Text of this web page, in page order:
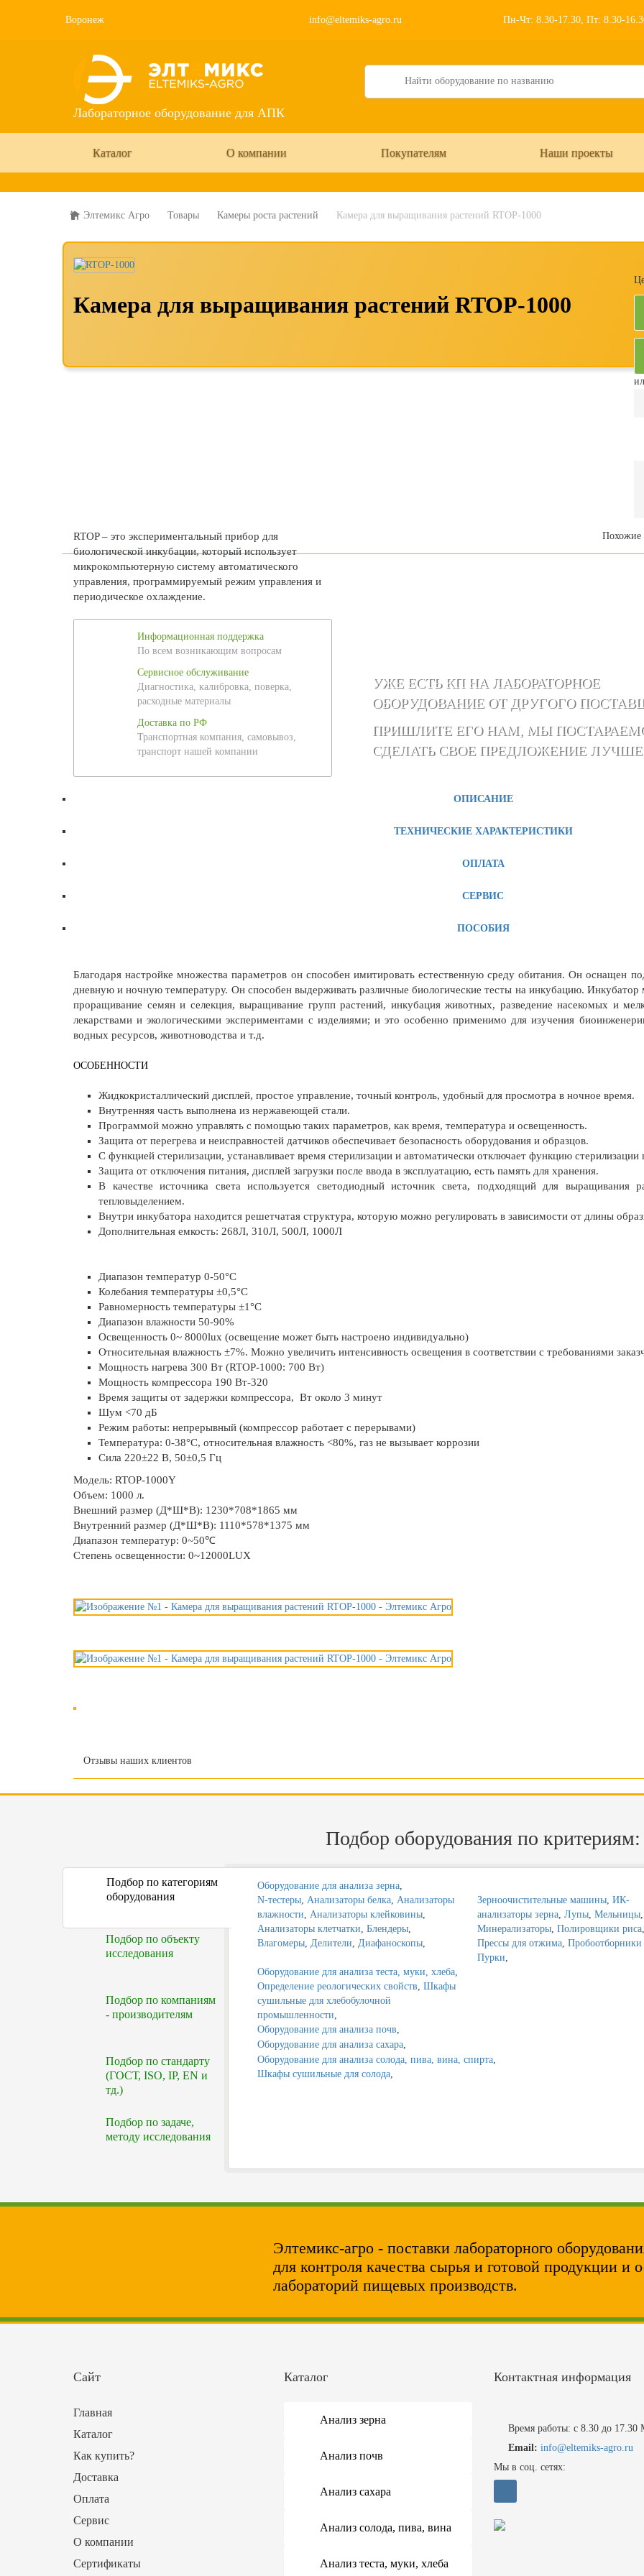
Воронеж info@eltemiks-agro.ru Пн-Чт: 8.30-17.30, Пт: 8.30-
Лабораторное оборудование для АПК
Search
Каталог О компании Покупателям Наши проекты
Элтемикс Агро Товары Камеры роста растений Камера для выращивания растений RTOP-1000
Камера для выращивания растений RTOP-1000
RTOP – это экспериментальный прибор для
биологической инкубации, который использует
микрокомпьютерную систему автоматического
управления, программируемый режим управления и
периодическое охлаждение.
Информационная поддержка
По всем возникающим вопросам
Сервисное обслуживание
Диагностика, калибровка, поверка,
расходные материалы
Доставка по РФ
Транспортная компания, самовывоз,
транспорт нашей компании
УЖЕ ЕСТЬ КП НА ЛАБОРАТОРНОЕ
ОБОРУДОВАНИЕ ОТ ДРУГОГО
ПРИШЛИТЕ ЕГО НАМ, МЫ
СДЕЛАТЬ СВОЕ ПРЕДЛОЖЕНИЕ
ОПИСАНИЕ
ТЕХНИЧЕСКИЕ ХАРАКТЕРИСТИКИ
ОПЛАТА
СЕРВИС
ПОСОБИЯ
Благодаря настройке множества параметров он способен имитировать естественную среду обитания. Он оснащен
дневную и ночную температуру. Он способен выдерживать различные биологические тесты на инкубацию. Инкубатор
проращивание семян и селекция, выращивание групп растений, инкубация животных, разведение насекомых и
лекарствами и экологическими экспериментами с изделиями; и это особенно применимо для изучения
водных ресурсов, животноводства и т.д.
ОСОБЕННОСТИ
Жидкокристаллический дисплей, простое управление, точный контроль, удобный для просмотра в ночное время.
Внутренняя часть выполнена из нержавеющей стали.
Программой можно управлять с помощью таких параметров, как время, температура и освещенность.
Защита от перегрева и неисправностей датчиков обеспечивает безопасность оборудования и образцов.
С функцией стерилизации, устанавливает время стерилизации и автоматически отключает функцию
Защита от отключения питания, дисплей загрузки после ввода в эксплуатацию, есть память для хранения.
В качестве источника света используется светодиодный источник света, подходящий для выращивания
тепловыделением.
Внутри инкубатора находится решетчатая структура, которую можно регулировать в зависимости от длины
Дополнительная емкость: 268Л, 310Л, 500Л, 1000Л
Диапазон температур 0-50°C
Колебания температуры ±0,5°C
Равномерность температуры ±1°C
Диапазон влажности 50-90%
Освещенность 0~ 8000lux (освещение может быть настроено индивидуально)
Относительная влажность ±7%. Можно увеличить интенсивность освещения в соответствии с требованиями
Мощность нагрева 300 Вт (RTOP-1000: 700 Вт)
Мощность компрессора 190 Вт-320
Время защиты от задержки компрессора, Вт около 3 минут
Шум <70 дБ
Режим работы: непрерывный (компрессор работает с перерывами)
Температура: 0-38°C, относительная влажность <80%, газ не вызывает коррозии
Сила 220±22 В, 50±0,5 Гц
Модель: RTOP-1000Y
Объем: 1000 л.
Внешний размер (Д*Ш*В): 1230*708*1865 мм
Внутренний размер (Д*Ш*В): 1110*578*1375 мм
Диапазон температур: 0~50℃
Степень освещенности: 0~12000LUX
Похожие
Отзывы наших клиентов
Подбор оборудования по критериям:
Подбор по категориям
оборудования
Подбор по объекту
исследования
Подбор по компаниям
- производителям
Подбор по стандарту
(ГОСТ, ISO, IP, EN и
тд.)
Подбор по задаче,
методу исследования
Оборудование для анализа зерна
N-тестеры Анализаторы белка Анализаторы
влажности
Анализаторы клейковины
Анализаторы клетчатки Блендеры
Влагомеры Делители Диафаноскопы
Зерноочистительные машины, ИК-
анализаторы зерна, Лупы, Мельницы,
Минерализаторы, Полировщики риса,
Прессы для отжима, Пробоотборники
Пурки
Оборудование для анализа теста, муки, хлеба
Определение реологических свойств Шкафы
сушильные для хлебобулочной
промышленности
Оборудование для анализа почв
Оборудование для анализа сахара
Оборудование для анализа солода, пива, вина, спирта
Шкафы сушильные для солода
Элтемикс-агро - поставки лабораторного
для контроля качества сырья и готовой продукции и
лабораторий пищевых производств.
Сайт
Главная
Каталог
Как купить?
Доставка
Оплата
Сервис
О компании
Сертификаты
Каталог
Анализ зерна
Анализ почв
Анализ сахара
Анализ солода, пива, вина
Анализ теста, муки, хлеба
Контактная информация
Время работы: с 8.30 до 17.30
Email: info@eltemiks-agro.ru
Мы в соц. сетях: